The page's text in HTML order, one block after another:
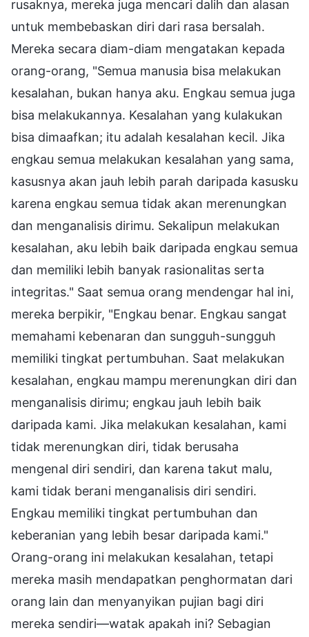
rusaknya, mereka juga mencari dalih dan alasan
untuk membebaskan diri dari rasa bersalah.
Mereka secara diam-diam mengatakan kepada
orang-orang, "Semua manusia bisa melakukan
kesalahan, bukan hanya aku. Engkau semua juga
bisa melakukannya. Kesalahan yang kulakukan
bisa dimaafkan; itu adalah kesalahan kecil. Jika
engkau semua melakukan kesalahan yang sama,
kasusnya akan jauh lebih parah daripada kasusku
karena engkau semua tidak akan merenungkan
dan menganalisis dirimu. Sekalipun melakukan
kesalahan, aku lebih baik daripada engkau semua
dan memiliki lebih banyak rasionalitas serta
integritas." Saat semua orang mendengar hal ini,
mereka berpikir, "Engkau benar. Engkau sangat
memahami kebenaran dan sungguh-sungguh
memiliki tingkat pertumbuhan. Saat melakukan
kesalahan, engkau mampu merenungkan diri dan
menganalisis dirimu; engkau jauh lebih baik
daripada kami. Jika melakukan kesalahan, kami
tidak merenungkan diri, tidak berusaha
mengenal diri sendiri, dan karena takut malu,
kami tidak berani menganalisis diri sendiri.
Engkau memiliki tingkat pertumbuhan dan
keberanian yang lebih besar daripada kami."
Orang-orang ini melakukan kesalahan, tetapi
mereka masih mendapatkan penghormatan dari
orang lain dan menyanyikan pujian bagi diri
mereka sendiri—watak apakah ini? Sebagian